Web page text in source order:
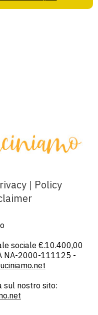
| Policy
sociale €.10.400,00
NA-2000-111125 -
sul nostro sito: